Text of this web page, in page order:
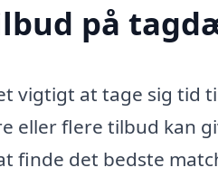
på
vigtigt at tage sig tid
flere tilbud kan
finde det bedste